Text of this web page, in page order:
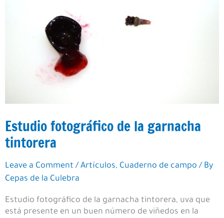
Estudio fotográfico de la garnacha
tintorera
Leave a Comment / Artículos, Cuaderno de campo / By
Cepas de la Culebra
Estudio fotográfico de la garnacha tintorera, uva que
está presente en un buen número de viñedos en la